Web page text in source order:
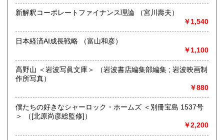
「日本の古本屋」で販売している古本は、隣りの「文化磁場
油や」で一部展示販売も春～秋にしています、堀辰雄、立原
道造、加藤周一などのゆかりの土地柄です。信州にお越しの
場合はどうぞお立ち寄り下さい。
沿線名：しなの鉄道
最寄駅：信濃追分駅
営業時間：12:00〜17:00
定休日：火・水曜日(夏季:毎日営業、冬季:天気次第)
書籍の買取について
◇近隣であれば書籍の買取をしています。少数であれば店へ
の持ち込み、あるいは量が多い場合はまずは電話などで相談
新解釈コーポレートファイナンス理論 （宮川壽夫）
￥1,540
日本経済AI成長戦略 （富山和彦）
￥1,100
高野山 ＜岩波写眞文庫＞ （岩波書店編集部編集 ; 岩波映画制
作所写真）
￥880
僕たちの好きなシャーロック・ホームズ ＜別冊宝島 1537号
＞ （[北原尚彦総監修]）
￥2,200